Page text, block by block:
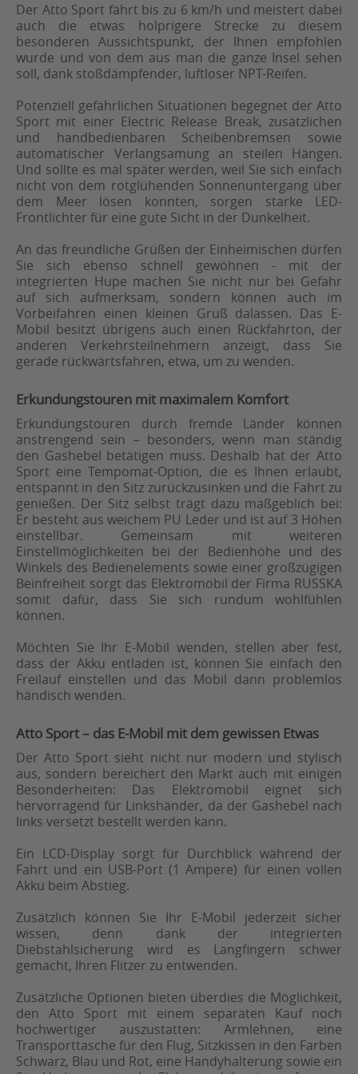
Der Atto Sport fährt bis zu 6 km/h und meistert dabei
auch die etwas holprigere Strecke zu diesem
besonderen Aussichtspunkt, der Ihnen empfohlen
wurde und von dem aus man die ganze Insel sehen
soll, dank stoßdämpfender, luftloser NPT-Reifen.
Potenziell gefährlichen Situationen begegnet der Atto
Sport mit einer Electric Release Break, zusätzlichen
und handbedienbaren Scheibenbremsen sowie
automatischer Verlangsamung an steilen Hängen.
Und sollte es mal später werden, weil Sie sich einfach
nicht von dem rotglühenden Sonnenuntergang über
dem Meer lösen konnten, sorgen starke LED-
Frontlichter für eine gute Sicht in der Dunkelheit.
An das freundliche Grüßen der Einheimischen dürfen
Sie sich ebenso schnell gewöhnen - mit der
integrierten Hupe machen Sie nicht nur bei Gefahr
auf sich aufmerksam, sondern können auch im
Vorbeifahren einen kleinen Gruß dalassen. Das E-
Mobil besitzt übrigens auch einen Rückfahrton, der
anderen Verkehrsteilnehmern anzeigt, dass Sie
gerade rückwärtsfahren, etwa, um zu wenden.
Erkundungstouren mit maximalem Komfort
Erkundungstouren durch fremde Länder können
anstrengend sein – besonders, wenn man ständig
den Gashebel betätigen muss. Deshalb hat der Atto
Sport eine Tempomat-Option, die es Ihnen erlaubt,
entspannt in den Sitz zurückzusinken und die Fahrt zu
genießen. Der Sitz selbst trägt dazu maßgeblich bei:
Er besteht aus weichem PU Leder und ist auf 3 Höhen
einstellbar. Gemeinsam mit weiteren
Einstellmöglichkeiten bei der Bedienhöhe und des
Winkels des Bedienelements sowie einer großzügigen
Beinfreiheit sorgt das Elektromobil der Firma RUSSKA
somit dafür, dass Sie sich rundum wohlfühlen
können.
Möchten Sie Ihr E-Mobil wenden, stellen aber fest,
dass der Akku entladen ist, können Sie einfach den
Freilauf einstellen und das Mobil dann problemlos
händisch wenden.
Atto Sport – das E-Mobil mit dem gewissen Etwas
Der Atto Sport sieht nicht nur modern und stylisch
aus, sondern bereichert den Markt auch mit einigen
Besonderheiten: Das Elektromobil eignet sich
hervorragend für Linkshänder, da der Gashebel nach
links versetzt bestellt werden kann.
Ein LCD-Display sorgt für Durchblick während der
Fahrt und ein USB-Port (1 Ampere) für einen vollen
Akku beim Abstieg.
Zusätzlich können Sie Ihr E-Mobil jederzeit sicher
wissen, denn dank der integrierten
Diebstahlsicherung wird es Langfingern schwer
gemacht, Ihren Flitzer zu entwenden.
Zusätzliche Optionen bieten überdies die Möglichkeit,
den Atto Sport mit einem separaten Kauf noch
hochwertiger auszustatten: Armlehnen, eine
Transporttasche für den Flug, Sitzkissen in den Farben
Schwarz, Blau und Rot, eine Handyhalterung sowie ein